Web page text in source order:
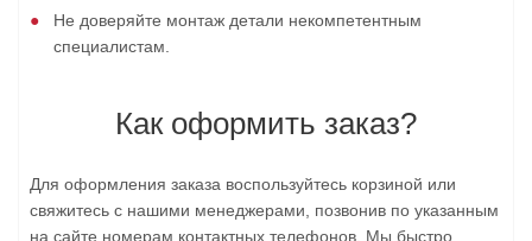
Не доверяйте монтаж детали некомпетентным
специалистам.
Как оформить заказ?
Для оформления заказа воспользуйтесь корзиной или
свяжитесь с нашими менеджерами, позвонив по указанным
на сайте номерам контактных телефонов. Мы быстро